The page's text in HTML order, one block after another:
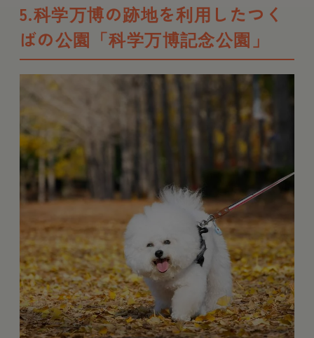
5.科学万博の跡地を利用したつく
ばの公園「科学万博記念公園」